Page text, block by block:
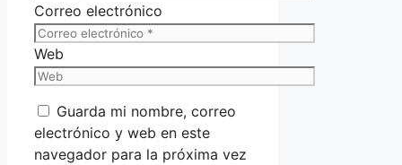
Correo electrónico
Web
Guarda mi nombre, correo
electrónico y web en este
navegador para la próxima vez